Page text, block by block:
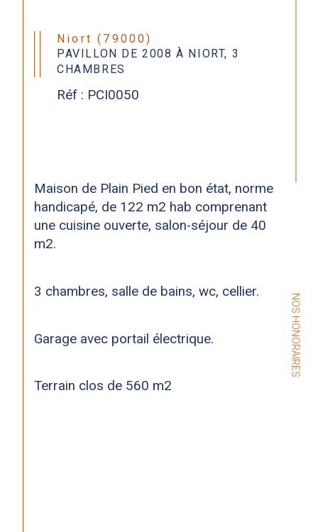
NOS HONORAIRES
Niort (79000)
PAVILLON DE 2008 À NIORT, 3
CHAMBRES
Réf : PCI0050
Maison de Plain Pied en bon état, norme
handicapé, de 122 m2 hab comprenant
une cuisine ouverte, salon-séjour de 40
m2.
3 chambres, salle de bains, wc, cellier.
Garage avec portail électrique.
Terrain clos de 560 m2